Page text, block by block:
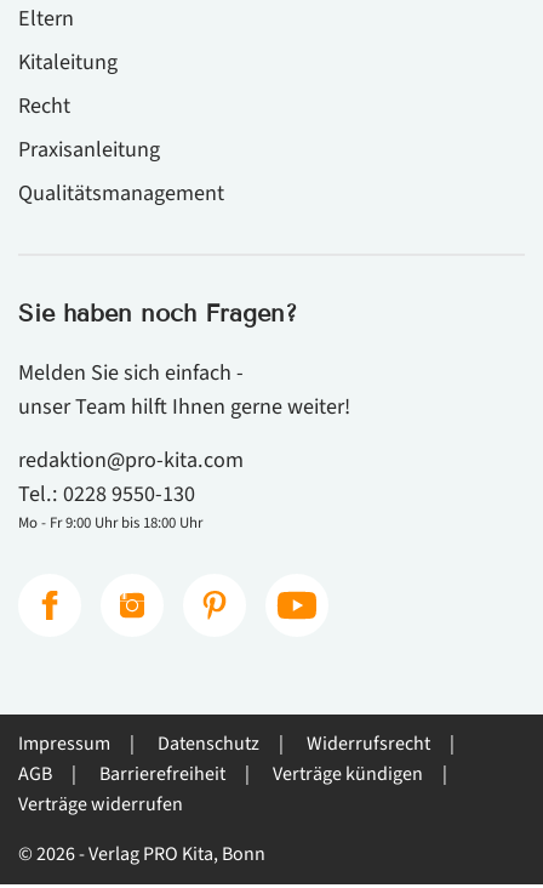
Eltern
Kitaleitung
Recht
Praxisanleitung
Qualitätsmanagement
Sie haben noch Fragen?
Melden Sie sich einfach -
unser Team hilft Ihnen gerne weiter!
redaktion@pro-kita.com
Tel.:0228 9550-130
Mo - Fr 9:00 Uhr bis 18:00 Uhr
Impressum Datenschutz
Widerrufsrecht
AGB
Barrierefreiheit
Verträge kündigen
Verträge widerrufen
© 2026 - Verlag PRO Kita, Bonn